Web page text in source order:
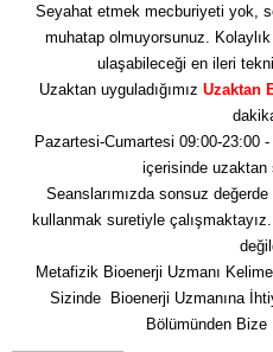
Seyahat etmek mecburiyeti yok,
muhatap olmuyorsunuz.
ulaşabileceği en ileri
Uzaktan uyguladığımız Uzaktan
Pazartesi-Cumartesi 09:00-23:00
içerisinde uzaktan
Seanslarımızda sonsuz
kullanmak suretiyle
Metafizik Bioenerji Uzmanı
Sizinde Bioenerji Uzmanına
Bölümünden Bize